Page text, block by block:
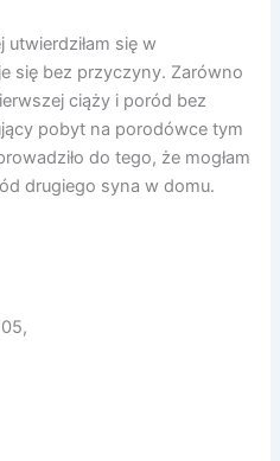
się w
się bez przyczyny. Zarówno
ciąży i poród bez
pobyt na porodówce tym
do tego, że mogłam
drugiego syna w domu.